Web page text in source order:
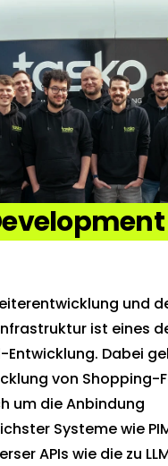
und
ist eines
Entwicklung. Dabei
von Shopping-
um die Anbindung
Systeme wie
APIs wie die zu